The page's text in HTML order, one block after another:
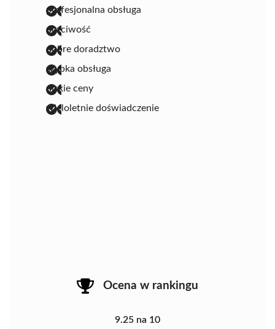
profesjonalna obsługa
uczciwość
dobre doradztwo
szybka obsługa
niskie ceny
wieloletnie doświadczenie
Ocena w rankingu
9.25 na 10